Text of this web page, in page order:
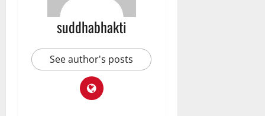
suddhabhakti
See author's posts